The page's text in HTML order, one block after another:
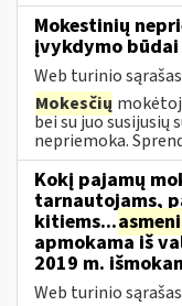
Mokestinių
įvykdymo
Web turinio sąrašas
Mokesčių
bei su juo susijusių
nepriemoka.
Kokį pajamų
tarnautojams,
kitiems...
apmokama iš
2019 m.
Web turinio sąrašas